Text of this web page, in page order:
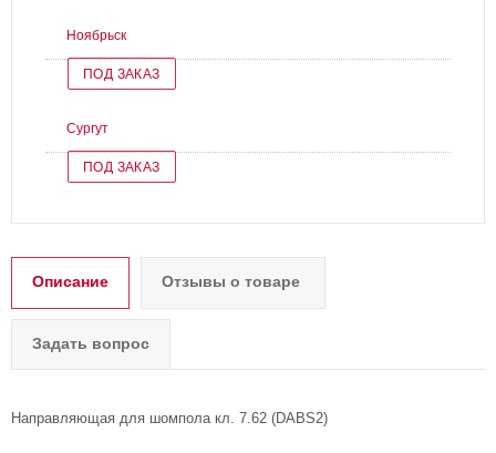
Ноябрьск
ПОД ЗАКАЗ
Сургут
ПОД ЗАКАЗ
Описание Отзывы о товаре
Задать вопрос
Направляющая для шомпола кл. 7.62 (DABS2)